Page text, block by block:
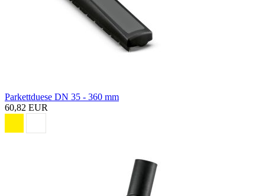
Parkettduese DN 35 - 360 mm
60,82 EUR